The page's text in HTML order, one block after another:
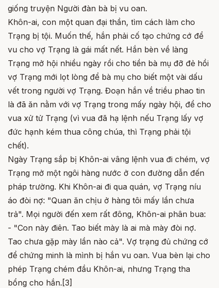
giống truyện Người đàn bà bị vu oan.
Khôn-ai, con một quan đại thần, tìm cách làm cho
Trạng bị tội. Muốn thế, hắn phải cố tạo chứng cớ để
vu cho vợ Trạng là gái mất nết. Hắn bèn về làng
Trạng mở hội nhiều ngày rồi cho tiền bà mụ đỡ đẻ hồi
vợ Trạng mới lọt lòng để bà mụ cho biết một vài dấu
vết trong người vợ Trạng. Đoạn hắn về triều phao tin
là đã ăn nằm với vợ Trạng trong mấy ngày hội, để cho
vua xử tử Trạng (vì vua đã hạ lệnh nếu Trạng lấy vợ
đức hạnh kém thua công chúa, thì Trạng phải tội
chết).
Ngày Trạng sắp bị Khôn-ai vâng lệnh vua đi chém, vợ
Trạng mở một ngôi hàng nước ở con đường dẫn đến
pháp trường. Khi Khôn-ai đi qua quán, vợ Trạng níu
áo đòi nợ: "Quan ăn chịu ở hàng tôi mấy lần chưa
trả". Mọi người đến xem rất đông, Khôn-ai phân bua:
- "Con này điên. Tao biết mày là ai mà mày đòi nợ.
Tao chưa gặp mày lần nào cả". Vợ trạng đủ chứng cớ
để chứng minh là mình bị hắn vu oan. Vua bèn lại cho
phép Trạng chém đầu Khôn-ai, nhưng Trạng tha
bổng cho hắn.[3]